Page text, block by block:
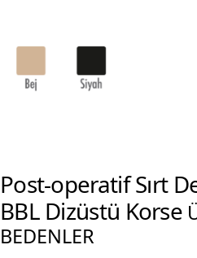
Post-operatif Sırt
BBL Dizüstü Korse
BEDENLER